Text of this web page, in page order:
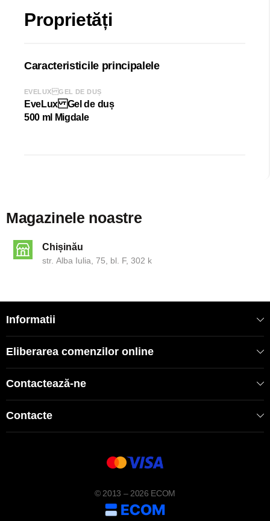
Proprietăți
Caracteristicile principalele
EVELUX GEL DE DUȘ
EveLux Gel de duș
500 ml Migdale
Magazinele noastre
Chișinău
str. Alba Iulia, 75, bl. F, 302 k
Informatii
Eliberarea comenzilor online
Contactează-ne
Contacte
© 2013 – 2026 ECOM